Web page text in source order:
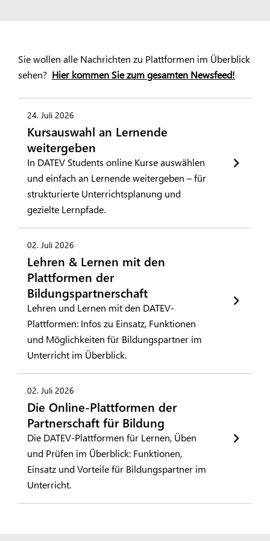
Sie wollen alle Nachrichten zu Plattformen im Überblick
sehen? Hier kommen Sie zum gesamten Newsfeed!
24. Juli 2026
Kursauswahl an Lernende
weitergeben
In DATEV Students online Kurse auswählen
und einfach an Lernende weitergeben – für
strukturierte Unterrichtsplanung und
gezielte Lernpfade.
02. Juli 2026
Lehren & Lernen mit den
Plattformen der
Bildungspartnerschaft
Lehren und Lernen mit den DATEV-
Plattformen: Infos zu Einsatz, Funktionen
und Möglichkeiten für Bildungspartner im
Unterricht im Überblick.
02. Juli 2026
Die Online-Plattformen der
Partnerschaft für Bildung
Die DATEV-Plattformen für Lernen, Üben
und Prüfen im Überblick: Funktionen,
Einsatz und Vorteile für Bildungspartner im
Unterricht.